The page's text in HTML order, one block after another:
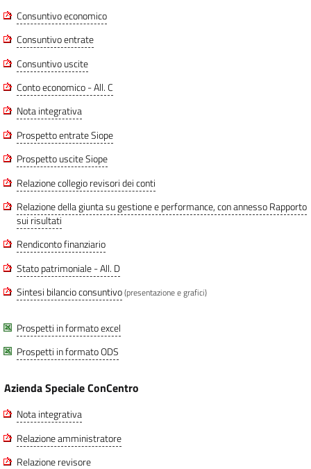
Consuntivo economico
Consuntivo entrate
Consuntivo uscite
Conto economico - All. C
Nota integrativa
Prospetto entrate Siope
Prospetto uscite Siope
Relazione collegio revisori dei conti
Relazione della giunta su gestione e performance, con annesso Rapporto
sui risultati
Rendiconto finanziario
Stato patrimoniale - All. D
Sintesi bilancio consuntivo(presentazione e grafici)
Prospetti in formato excel
Prospetti in formato ODS
Azienda Speciale ConCentro
Nota integrativa
Relazione amministratore
Relazione revisore